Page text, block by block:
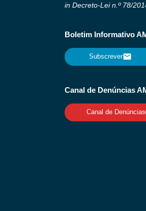
in Decreto-Lei n.º 78/
Boletim Informativo
Subscrever
Canal de Denúncias
Canal de Denúncias